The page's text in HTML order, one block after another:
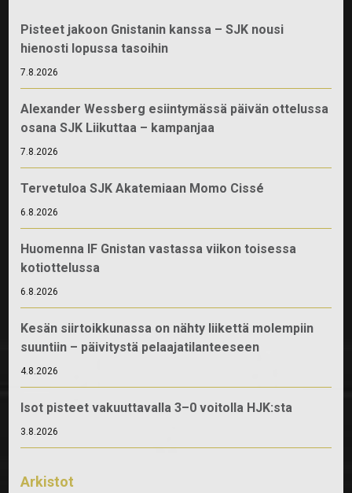
Pisteet jakoon Gnistanin kanssa – SJK nousi
hienosti lopussa tasoihin
7.8.2026
Alexander Wessberg esiintymässä päivän ottelussa
osana SJK Liikuttaa – kampanjaa
7.8.2026
Tervetuloa SJK Akatemiaan Momo Cissé
6.8.2026
Huomenna IF Gnistan vastassa viikon toisessa
kotiottelussa
6.8.2026
Kesän siirtoikkunassa on nähty liikettä molempiin
suuntiin – päivitystä pelaajatilanteeseen
4.8.2026
Isot pisteet vakuuttavalla 3–0 voitolla HJK:sta
3.8.2026
Arkistot